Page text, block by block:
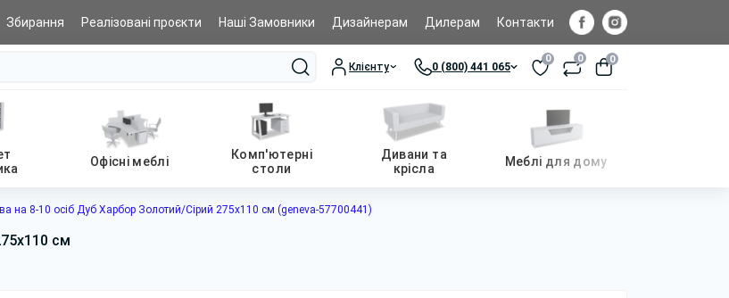
Збирання Реалізовані проєкти Наші Замовники Дизайнерам Дилерам Контакти
Клієнту 0 (800) 441 065
0 0 0
Офісні меблі
Комп'ютерні
столи
Дивани та
крісла
Меблі для дому
на 8-10 осіб Дуб Харбор Золотий/Сірий 275x110 см (geneva-57700441)
см